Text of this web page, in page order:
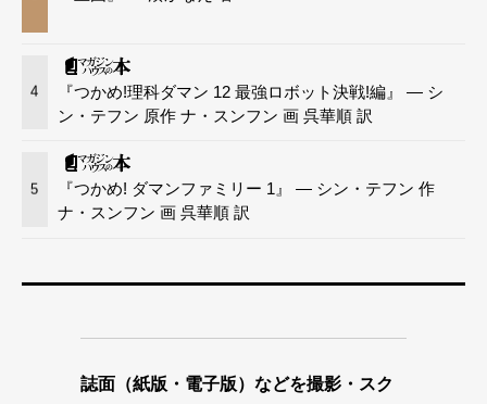
4
『つかめ!理科ダマン 12 最強ロボット決戦!編』 — シ
ン・テフン 原作 ナ・スンフン 画 呉華順 訳
5
『つかめ! ダマンファミリー 1』 — シン・テフン 作
ナ・スンフン 画 呉華順 訳
誌面（紙版・電子版）などを撮影・スク